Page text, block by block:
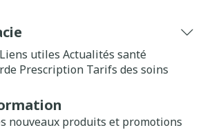
Liens utiles Actualités santé
Prescription Tarifs des soins
nouveaux produits et promotions